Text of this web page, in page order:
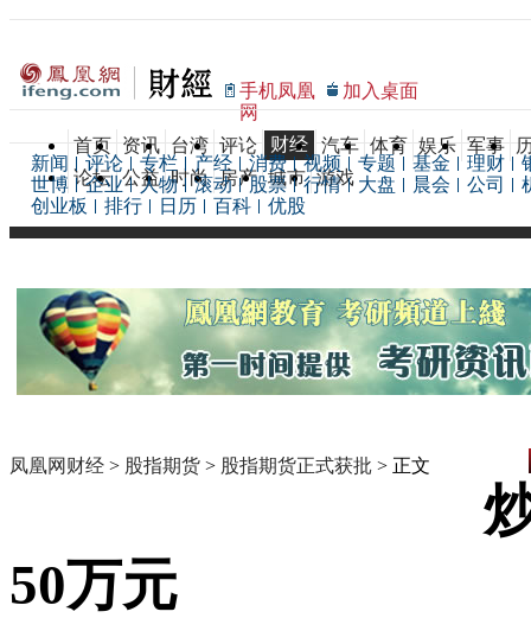
手机凤凰
网
加入桌面
首页 资讯 台湾 评论 财经 汽车 体育 娱乐 军事
论坛 公益 时尚 房产 城市 游戏
新闻 评论 专栏 产经 消费 视频 专题 基金 理财
世博
企业 人物 滚动 股票 行情 大盘 晨会 公司
创业板
排行 日历 百科 优股
凤凰网财经 > 股指期货 > 股指期货正式获批 > 正文
50万元